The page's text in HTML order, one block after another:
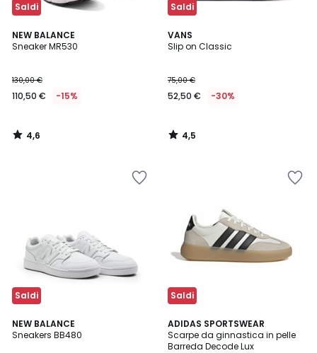
Saldi
NEW BALANCE
Sneaker MR530
130,00 €
110,50 € -15%
4,6
/ 5
4,6
/
Saldi
VANS
Slip on Classic
75,00 €
52,50 € -30%
4,5
/ 5
4,5
/
Saldi
NEW BALANCE
Sneakers BB480
4,6
/ 5
Saldi
ADIDAS SPORTSWEAR
Scarpe da ginnastica in pelle
Barreda Decode Lux
4,6
/ 5
2
Colori